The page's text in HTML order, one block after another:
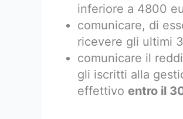
inferiore a 4800
comunicare, di
ricevere gli ultimi
comunicare il
gli iscritti alla
effettivo entro il